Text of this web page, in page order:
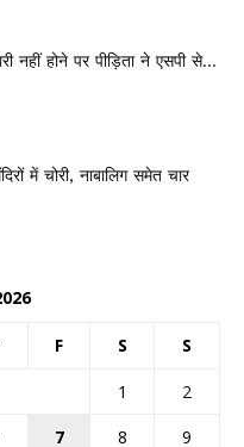
नहीं होने पर पीड़िता ने एसपी से...
में चोरी, नाबालिग समेत चार
F S S
1
2
7 8
9